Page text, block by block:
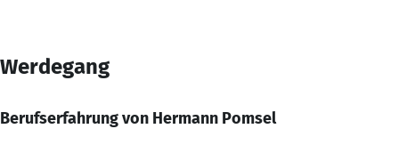
Werdegang
Berufserfahrung von Hermann Pomsel